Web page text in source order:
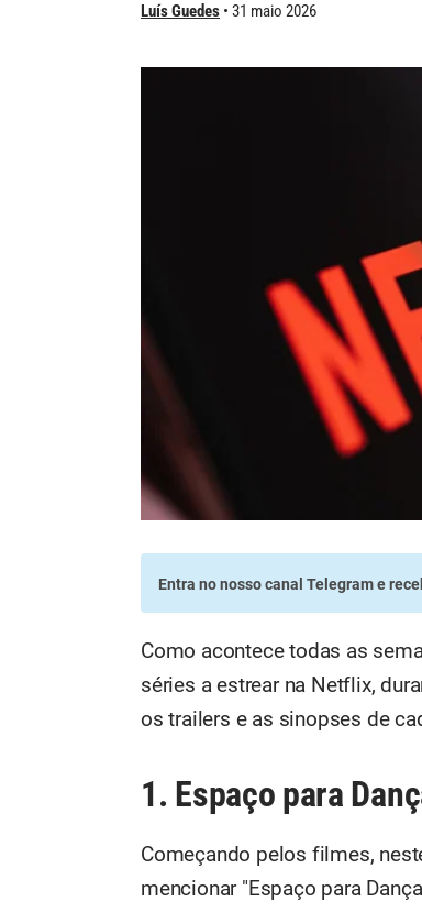
Luís Guedes 31 maio 2026
Entra no nosso canal Telegrame
Como acontece todas as
séries a estrear na Netflix,
os trailers e as sinopses de
1. Espaço para
Começando pelos filmes,
mencionar "Espaço para